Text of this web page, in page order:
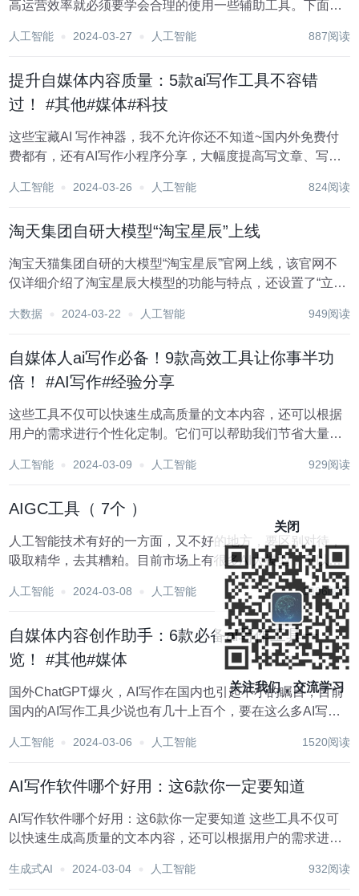
高运营效率就必须要学会合理的使用一些辅助工具。下面小
友可以收藏分享。 1.红桃写作 这是一个微信公众号 面向专业
人工智能 2024-03-27 人工智能 887阅读
提升自媒体内容质量：5款ai写作工具不容错
过！ #其他#媒体#科技
这些宝藏AI 写作神器，我不允许你还不知道~国内外免费付
费都有，还有AI写作小程序分享，大幅度提高写文章、写报
号 面向专业写作领域的ai写作工具，写作助手包括，ai论
人工智能 2024-03-26 人工智能 824阅读
淘天集团自研大模型“淘宝星辰”上线
淘宝天猫集团自研的大模型“淘宝星辰”官网上线，该官网不
仅详细介绍了淘宝星辰大模型的功能与特点，还设置了“立即
宝星辰大模型基于先进的Transformer架构，结合半自研的
大数据 2024-03-22 人工智能 949阅读
自媒体人ai写作必备！9款高效工具让你事半功
倍！ #AI写作#经验分享
这些工具不仅可以快速生成高质量的文本内容，还可以根据
用户的需求进行个性化定制。它们可以帮助我们节省大量的
为大家详细介绍几个AI写作工具，让你在写作领域更上一层
人工智能 2024-03-09 人工智能 929阅读
AIGC工具（ 7个 ）
人工智能技术有好的一方面，又不好的地方，要区别对待，
吸取精华，去其糟粕。目前市场上有很多AI大模型，可以支
持聊天，写文稿，创作等，部分可以生成图片，以下是7个很
不错的免费网站，供参考。 1，讯飞星火 网站：
人工智能 2024-03-08 人工智能 1096阅读
自媒体内容创作助手：6款必备ai写作工具一
览！ #其他#媒体
国外ChatGPT爆火，AI写作在国内也引起不小的瞩目，目前
国内的AI写作工具少说也有几十上百个，要在这么多AI写作
今天就给大家推荐一些款AI写作工具。帮助你少走弯路，少
人工智能 2024-03-06 人工智能 1520阅读
AI写作软件哪个好用：这6款你一定要知道
AI写作软件哪个好用：这6款你一定要知道 这些工具不仅可
以快速生成高质量的文本内容，还可以根据用户的需求进行
我们更加专注于创意和细节的打磨。本文将为大家详细介绍
生成式AI 2024-03-04 人工智能 932阅读
关闭
关注我们，交流学习